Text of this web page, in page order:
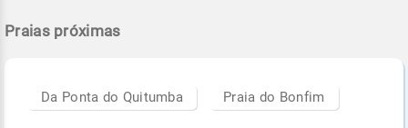
Praias próximas
Da Ponta do Quitumba Praia do Bonfim